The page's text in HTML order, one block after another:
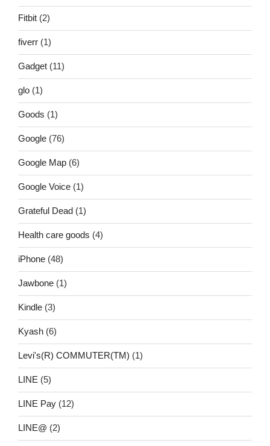
Fitbit (2)
fiverr (1)
Gadget (11)
glo (1)
Goods (1)
Google (76)
Google Map (6)
Google Voice (1)
Grateful Dead (1)
Health care goods (4)
iPhone (48)
Jawbone (1)
Kindle (3)
Kyash (6)
Levi's(R) COMMUTER(TM) (1)
LINE (5)
LINE Pay (12)
LINE@ (2)